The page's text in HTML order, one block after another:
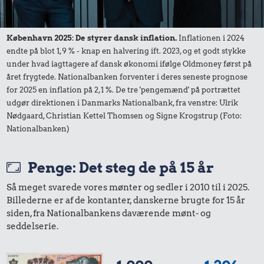
245 kr.
Taxatur,
Hovedbanegården-
Lufthavnen
18 kr.
Syltetøj 245 kr.
Bukser
Kylling 9,97 kr. Sko
København 2025: De styrer dansk inflation. Inflationen i 2024
endte på blot 1,9 % - knap en halvering ift. 2023, og et godt stykke
under hvad iagttagere af dansk økonomi ifølge Oldmoney først på
året frygtede. Nationalbanken forventer i deres seneste prognose
for 2025 en inflation på 2,1 %. De tre 'pengemænd' på portrættet
udgør direktionen i Danmarks Nationalbank, fra venstre: Ulrik
Nødgaard, Christian Kettel Thomsen og Signe Krogstrup (Foto:
Nationalbanken)
Penge: Det steg de på 15 år
Så meget svarede vores mønter og sedler i 2010 til i 2025.
Billederne er af de kontanter, danskerne brugte for 15 år
siden, fra Nationalbankens daværende mønt- og
seddelserie.